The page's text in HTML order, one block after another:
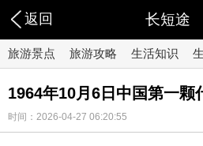
返回 长短途
旅游景点 旅游攻略 生活知识
1964年10月6日中国第一颗
时间：2026-04-27 06:20:55